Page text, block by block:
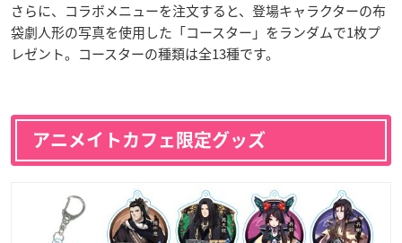
さらに、コラボメニューを注文すると、登場キャラクターの布
袋劇人形の写真を使用した「コースター」をランダムで1枚プ
レゼント。コースターの種類は全13種です。
アニメイトカフェ限定グッズ